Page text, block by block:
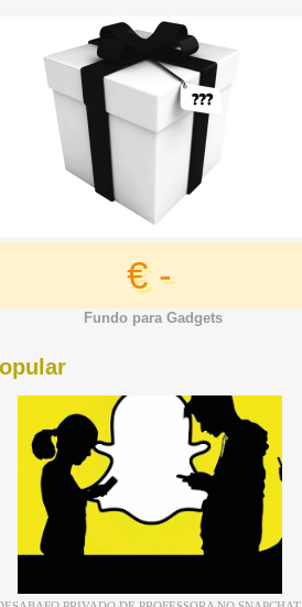
€ -
Fundo para Gadgets